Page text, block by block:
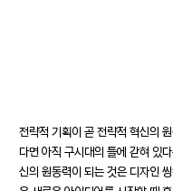
전략적 기획이 곧 전략적 혁신의
다면 아직 구시대의 틀에 갇혀 있
신의 원동력이 되는 것은 디자인